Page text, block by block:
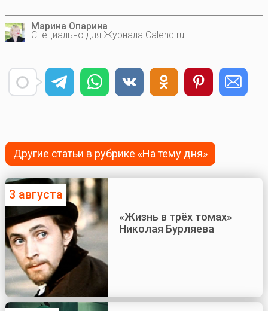
Марина Опарина
Специально для Журнала Calend.ru
Другие статьи в рубрике «На тему дня»
3 августа
«Жизнь в трёх томах»
Николая Бурляева